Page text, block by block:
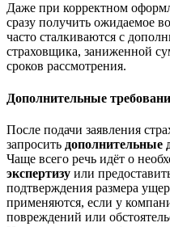
Даже при корректном
сразу получить ожидаемое
часто сталкиваются с
страховщика, заниженной
сроков рассмотрения.
Дополнительные
После подачи заявления
запросить дополнительные
Чаще всего речь идёт о
экспертизу или
подтверждения размера
применяются, если у
повреждений или